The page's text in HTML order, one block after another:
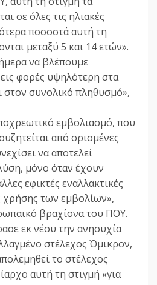
σε όλες τις ηλιακές
ποσοστά αυτή τη
μεταξύ 5 και 14 ετών».
να βλέπουμε
φορές υψηλότερη στα
στον συνολικό πληθυσμό»,
εμβολιασμό, που
από ορισμένες
να αποτελεί
μόνο όταν έχουν
εφικτές εναλλακτικές
χρήσης των εμβολίων»,
βραχίονα του ΠΟΥ.
εκ νέου την ανησυχία
στέλεχος Όμικρον,
το στέλεχος
αυτή τη στιγμή «για